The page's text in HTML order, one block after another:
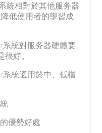
統相對於其他服务器
低使用者的學習成
統對服务器硬體要
是很好。
統適用於中、低檔
。
統
優勢好處